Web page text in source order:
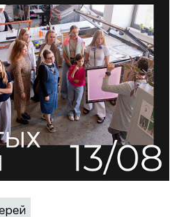
с господдержкой
образовательной
ВО «Универсальный